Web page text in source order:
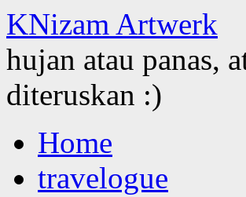
KNizam Artwerk
hujan atau panas,
diteruskan :)
to
contentHome
travelogue